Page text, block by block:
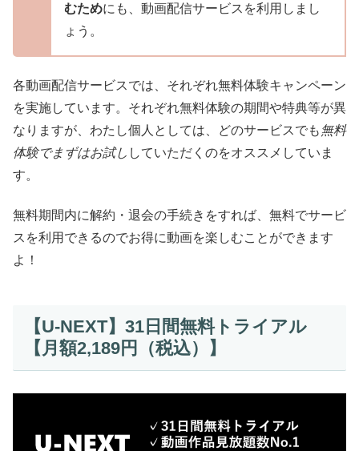
むためにも、動画配信サービスを利用しまし
ょう。
各動画配信サービスでは、それぞれ無料体験キャンペーン
を実施しています。それぞれ無料体験の期間や特典等が異
なりますが、わたし個人としては、どのサービスでも無料
体験でまずはお試し していただくのをオススメしていま
す。
無料期間内に解約・退会の手続きをすれば、無料でサービ
スを利用できるのでお得に動画を楽しむことができます
よ！
【U-NEXT】31日間無料トライアル
【月額2,189円（税込）】